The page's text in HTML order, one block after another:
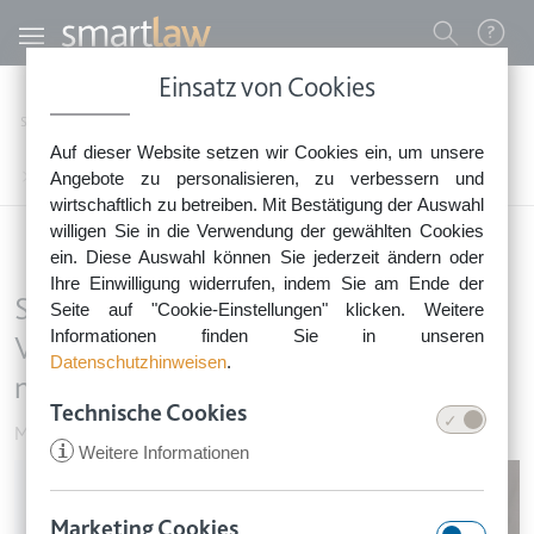
Einsatz von Cookies
Auf dieser Website setzen wir Cookies ein, um unsere
Angebote zu personalisieren, zu verbessern und
wirtschaftlich zu betreiben. Mit Bestätigung der Auswahl
willigen Sie in die Verwendung der gewählten Cookies
ein. Diese Auswahl können Sie jederzeit ändern oder
Ihre Einwilligung widerrufen, indem Sie am Ende der
Seite auf "Cookie-Einstellungen" klicken. Weitere
Informationen finden Sie in unseren
Datenschutzhinweisen.
Technische Cookies
i Weitere Informationen
Direkt zum Inhalt
0800 - 268 4 268 (kostenfrei)
Sie erreichen unser Service-Team:
Montag bis Freitag: 8-18 Uhr
Keine Rechtsberatung.
Benutzermenü
Startseite
Schwarzarbeit durch Mieter: Verrechnung mit Miete grundsätzlich möglich
Schwarzarbeit durch Mieter:
Verrechnung mit Miete grundsätzlich
möglich
Mieten & Wohnen